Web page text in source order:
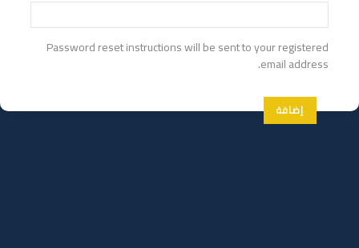
Password reset instructions will be sent to your registered
email address.